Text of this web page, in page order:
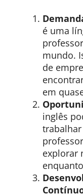
é uma
mundo.
de
em
inglês
explorar